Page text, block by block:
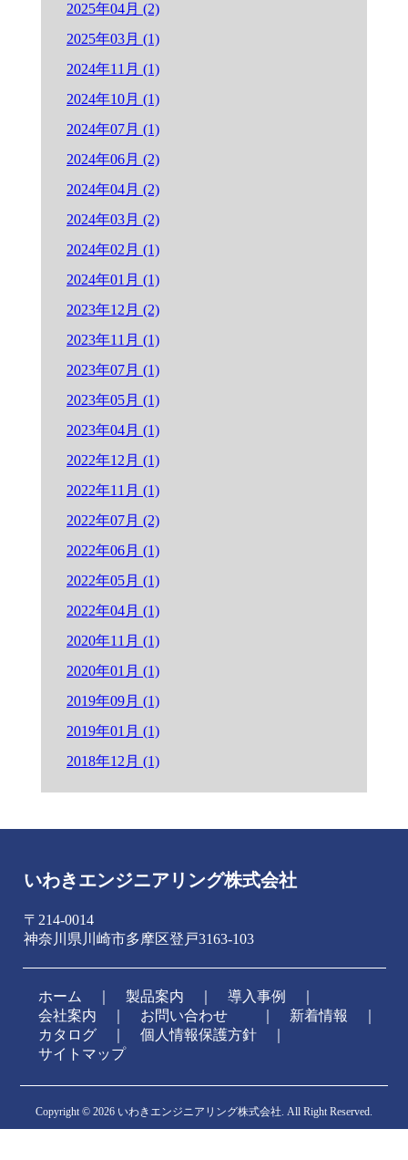
2025年04月 (2)
2025年03月 (1)
2024年11月 (1)
2024年10月 (1)
2024年07月 (1)
2024年06月 (2)
2024年04月 (2)
2024年03月 (2)
2024年02月 (1)
2024年01月 (1)
2023年12月 (2)
2023年11月 (1)
2023年07月 (1)
2023年05月 (1)
2023年04月 (1)
2022年12月 (1)
2022年11月 (1)
2022年07月 (2)
2022年06月 (1)
2022年05月 (1)
2022年04月 (1)
2020年11月 (1)
2020年01月 (1)
2019年09月 (1)
2019年01月 (1)
2018年12月 (1)
いわきエンジニアリング株式会社
〒214-0014
神奈川県川崎市多摩区登戸3163-103
ホーム 製品案内 導入事例
会社案内
お問い合わせ 新着情報
カタログ
個人情報保護方針
サイトマップ
Copyright © 2026 いわきエンジニアリング株式会社. All Right Reserved.